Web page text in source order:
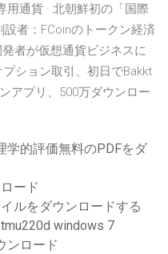
通貨 · 北朝鮮初の「国際
者：FCoinのトークン経済
者が仮想通貨ビジネスに
ション取引、初日でBakkt
アプリ、500万ダウンロー
学的評価無料のPDFをダ
ード
ルをダウンロードする
windows 7
ンロード